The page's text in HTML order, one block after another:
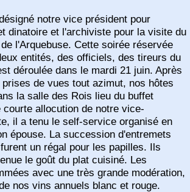
notre vice président pour
dinatoire et l'archiviste pour la visite du
l'Arquebuse. Cette soirée réservée
entités, des officiels, des tireurs du
déroulée dans le mardi 21 juin. Après
de vues tout azimut, nos hôtes
la salle des Rois lieu du buffet
courte allocution de notre vice-
il a tenu le self-service organisé en
épouse. La succession d'entremets
un régal pour les papilles. Ils
le goût du plat cuisiné. Les
avec une très grande modération,
nos vins annuels blanc et rouge.